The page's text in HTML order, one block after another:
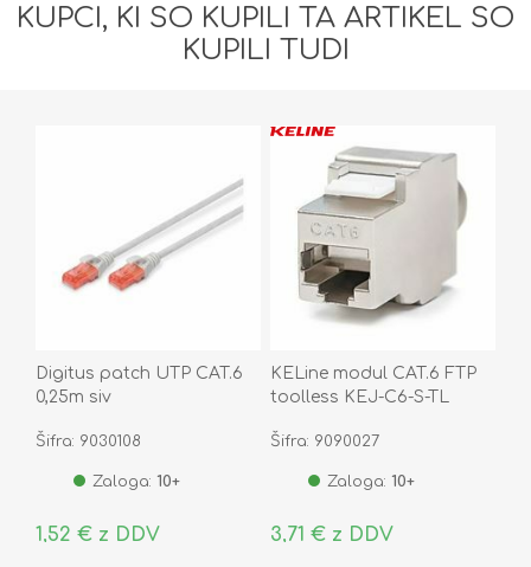
KUPCI, KI SO KUPILI TA ARTIKEL SO
KUPILI TUDI
Digitus patch UTP CAT.6
0,25m siv
Šifra: 9030108
Zaloga: 10+
1,52 € z DDV
KELine modul CAT.6 FTP
toolless KEJ-C6-S-TL
Šifra: 9090027
Zaloga: 10+
3,71 € z DDV